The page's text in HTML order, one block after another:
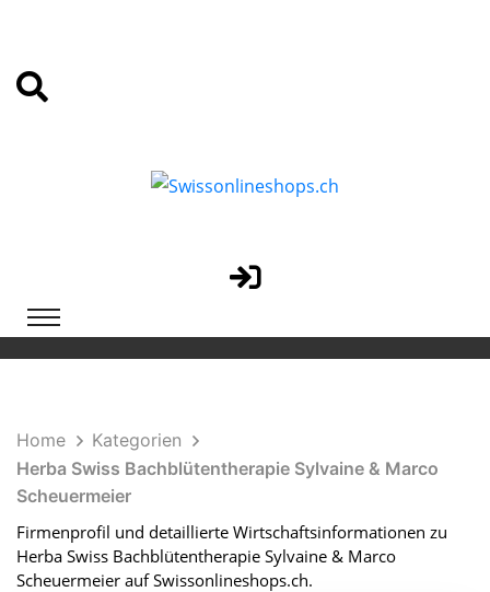
Home
Kategorien
Herba Swiss Bachblütentherapie Sylvaine & Marco
Scheuermeier
Firmenprofil und detaillierte Wirtschaftsinformationen zu
Herba Swiss Bachblütentherapie Sylvaine & Marco
Scheuermeier auf Swissonlineshops.ch.